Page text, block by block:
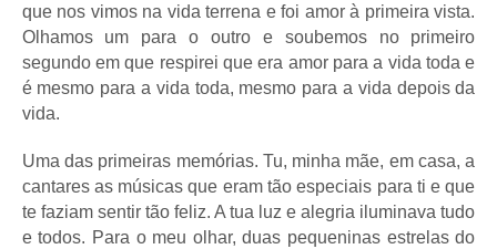
que nos vimos na vida terrena e foi amor à primeira vista.
Olhamos um para o outro e soubemos no primeiro
segundo em que respirei que era amor para a vida toda e
é mesmo para a vida toda, mesmo para a vida depois da
vida.
Uma das primeiras memórias. Tu, minha mãe, em casa, a
cantares as músicas que eram tão especiais para ti e que
te faziam sentir tão feliz. A tua luz e alegria iluminava tudo
e todos. Para o meu olhar, duas pequeninas estrelas do